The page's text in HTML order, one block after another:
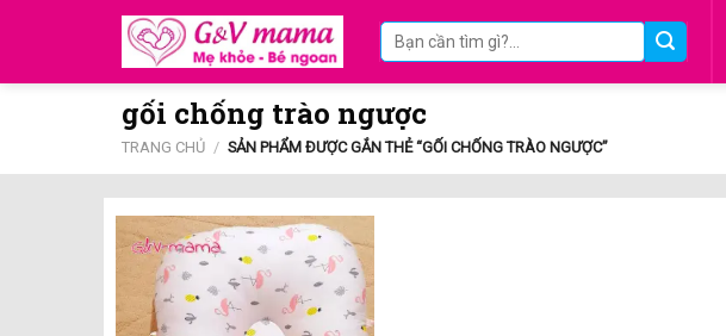
Tìm
kiếm:
gối chống trào ngược
TRANG CHỦ / SẢN PHẨM ĐƯỢC GẮN THẺ “GỐI CHỐNG TRÀO NGƯỢC”